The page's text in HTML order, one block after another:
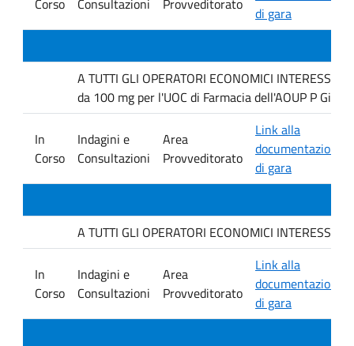
di gara
A TUTTI GLI OPERATORI ECONOMICI
da 100 mg per l'UOC di Farmacia dell'AOUP P
In
Corso
Indagini e
Consultazioni
Area
Provveditorato
Link alla
documentazione
di gara
A TUTTI GLI OPERATORI ECONOMICI
In
Corso
Indagini e
Consultazioni
Area
Provveditorato
Link alla
documentazione
di gara